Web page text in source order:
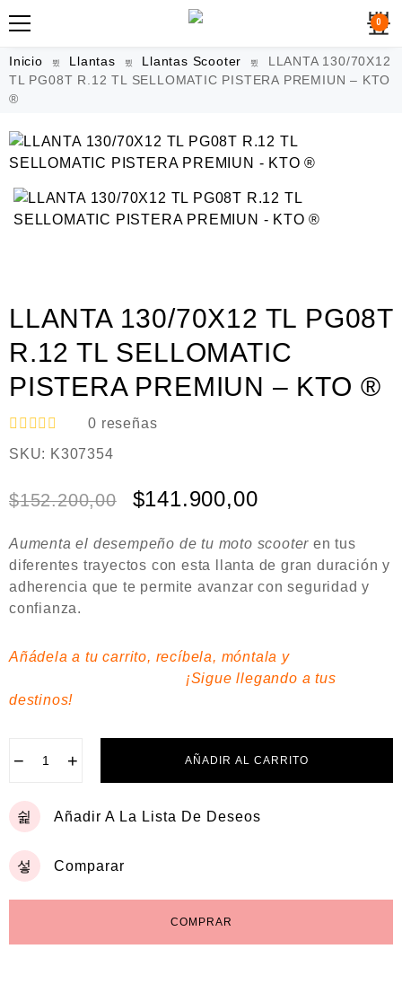
0
Inicio Llantas Llantas Scooter
LLANTA 130/70X12
TL PG08T R.12 TL SELLOMATIC PISTERA PREMIUN – KTO
®
LLANTA 130/70X12 TL PG08T
R.12 TL SELLOMATIC
PISTERA PREMIUN – KTO ®
V
a
r
o
e
n
0
d
0 reseñas
SKU: K307354
$152.200,00 $141.900,00
Aumenta el desempeño de tu moto scooter en tus
diferentes trayectos con esta
llanta de gran duración y
adherencia que te permite avanzar con seguridad y
confianza.
Añádela a tu carrito, recíbela, móntala y
¡Sigue llegando a tus
destinos!
− + AÑADIR AL CARRITO
Añadir A La Lista De Deseos
Comparar
COMPRAR